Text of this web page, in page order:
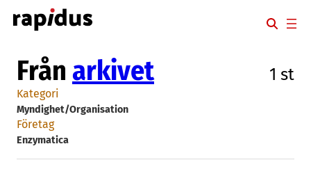
Hoppa
till
Från arkivet 1 st
Kategori
Myndighet/Organisation
Företag
Enzymatica